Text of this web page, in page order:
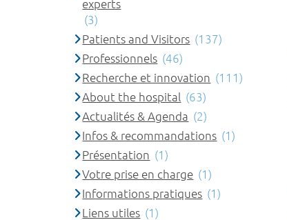
experts
(3)
Patients and Visitors (137)
Professionnels (46)
Recherche et innovation (111)
About the hospital (63)
Actualités & Agenda (2)
Infos & recommandations (1)
Présentation (1)
Votre prise en charge (1)
Informations pratiques (1)
Liens utiles (1)